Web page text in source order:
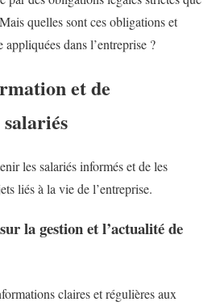
quelles sont ces obligations et
dans l’entreprise ?
et de
les salariés informés et de les
liés à la vie de l’entreprise.
la gestion et l’actualité de
claires et régulières aux